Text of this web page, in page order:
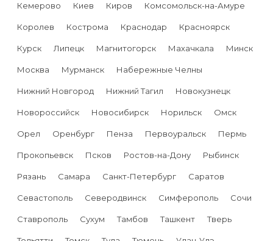
Кемерово Киев Киров Комсомольск-на-Амуре
Королев Кострома Краснодар Красноярск
Курск Липецк Магнитогорск Махачкала Минск
Москва Мурманск Набережные Челны
Нижний Новгород Нижний Тагил Новокузнецк
Новороссийск Новосибирск Норильск Омск
Орел Оренбург Пенза Первоуральск Пермь
Прокопьевск Псков Ростов-на-Дону Рыбинск
Рязань Самара Санкт-Петербург Саратов
Севастополь Северодвинск Симферополь Сочи
Ставрополь Сухум Тамбов Ташкент Тверь